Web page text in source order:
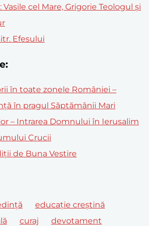
Vasile cel Mare, Grigorie Teologul și
Efesului
în toate zonele României –
în pragul Săptămânii Mari
– Intrarea Domnului în Ierusalim
Crucii
de Buna Vestire
educație creștină
curaj devotament